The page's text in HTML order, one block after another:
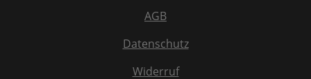
AGB
Datenschutz
Widerruf